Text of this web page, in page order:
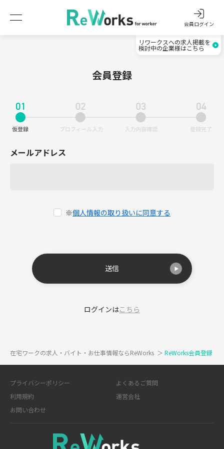
会員ログイン
リワークスへの求人掲載を
検討中の企業様はこちら
会員登録
メールアドレス
※個人情報の取り扱いに同意する
送信
ログインはこちら
在宅ワークの求人・バイト・お仕事情報ならReWorks ＞ ReWorks会員登録
プライバシーポリシー
よくあるご質問
利用規約
運営会社
お問い合わせ